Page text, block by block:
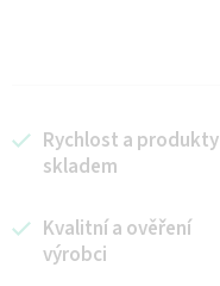
Rychlost a produkty
skladem
Kvalitní a ověření
výrobci